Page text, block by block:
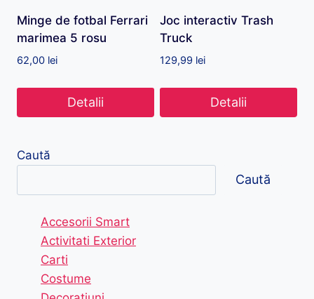
Minge de fotbal Ferrari
marimea 5 rosu
62,00 lei
Detalii
Joc interactiv Trash
Truck
129,99 lei
Detalii
Caută
Caută
Accesorii Smart
Activitati Exterior
Carti
Costume